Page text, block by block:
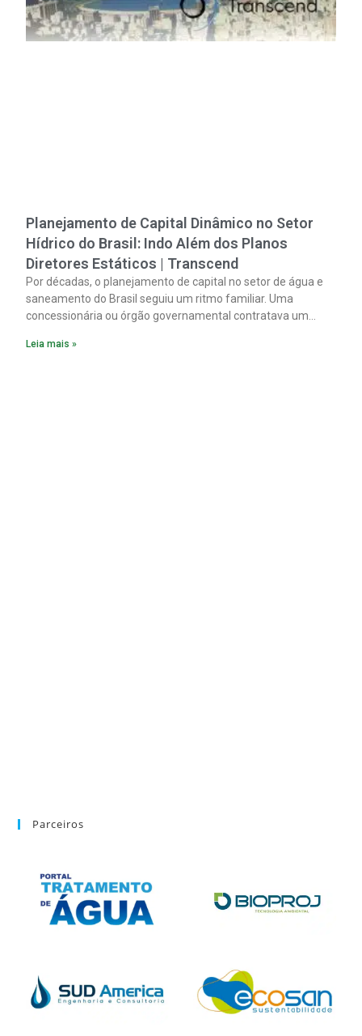
Planejamento de Capital Dinâmico no Setor
Hídrico do Brasil: Indo Além dos Planos
Diretores Estáticos | Transcend
Por décadas, o planejamento de capital no setor de água e
saneamento do Brasil seguiu um ritmo familiar. Uma
concessionária ou órgão governamental contratava um
Leia mais »
Parceiros